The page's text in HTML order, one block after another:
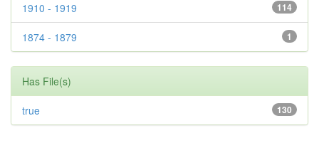
114
1910 - 1919
1
1874 - 1879
Has File(s)
130
true